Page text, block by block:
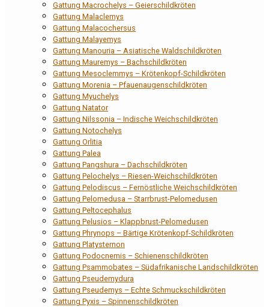
Gattung Macrochelys – Geierschildkröten
Gattung Malaclemys
Gattung Malacochersus
Gattung Malayemys
Gattung Manouria – Asiatische Waldschildkröten
Gattung Mauremys – Bachschildkröten
Gattung Mesoclemmys – Krötenkopf-Schildkröten
Gattung Morenia – Pfauenaugenschildkröten
Gattung Myuchelys
Gattung Natator
Gattung Nilssonia – Indische Weichschildkröten
Gattung Notochelys
Gattung Orlitia
Gattung Palea
Gattung Pangshura – Dachschildkröten
Gattung Pelochelys – Riesen-Weichschildkröten
Gattung Pelodiscus – Fernöstliche Weichschildkröten
Gattung Pelomedusa – Starrbrust-Pelomedusen
Gattung Peltocephalus
Gattung Pelusios – Klappbrust-Pelomedusen
Gattung Phrynops – Bärtige Krötenkopf-Schildkröten
Gattung Platysternon
Gattung Podocnemis – Schienenschildkröten
Gattung Psammobates – Südafrikanische Landschildkröten
Gattung Pseudemydura
Gattung Pseudemys – Echte Schmuckschildkröten
Gattung Pyxis – Spinnenschildkröten